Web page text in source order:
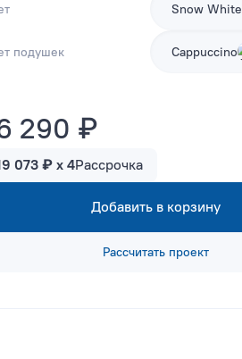
Snow White
подушек Cappuccino
290 ₽
073 ₽ x 4Рассрочка
Добавить в корзину
Рассчитать проект